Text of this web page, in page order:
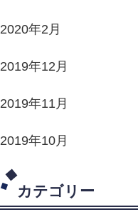
2020年2月
2019年12月
2019年11月
2019年10月
カテゴリー